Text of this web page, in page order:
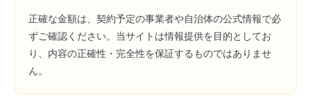
正確な金額は、契約予定の事業者や自治体の公式情報で必
ずご確認ください。当サイトは情報提供を目的としてお
り、内容の正確性・完全性を保証するものではありませ
ん。